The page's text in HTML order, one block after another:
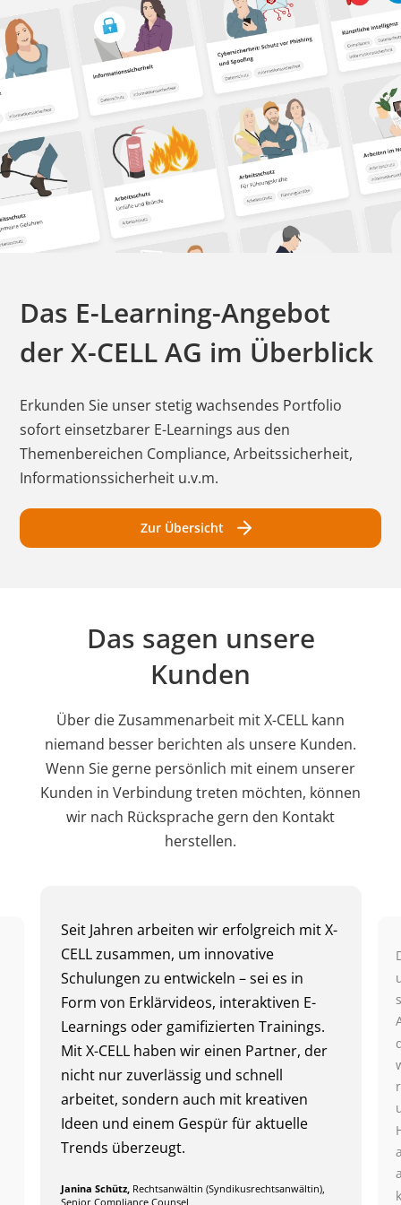
Das E-Learning-Angebot
derX-CELL AG im Überblick
Erkunden Sie unser stetig wachsendes Portfolio
sofort einsetzbarer E-Learnings aus den
Themenbereichen Compliance, Arbeitssicherheit,
Informationssicherheit u.v.m.
Zur Übersicht
Das sagen unsere
Kunden
Über die Zusammenarbeit mit X-CELL kann
niemand besser berichten als unsere Kunden.
Wenn Sie gerne persönlich mit einem unserer
Kunden in Verbindung treten möchten, können
wir nach Rücksprache gern den Kontakt
herstellen.
Seit Jahren arbeiten wir erfolgreich mit X-
CELL zusammen, um innovative
Schulungen zu entwickeln – sei es in
Form von Erklärvideos, interaktiven E-
Learnings oder gamifizierten Trainings.
Mit X-CELL haben wir einen Partner, der
nicht nur zuverlässig und schnell
arbeitet, sondern auch mit kreativen
Ideen und einem Gespür für aktuelle
Trends überzeugt.
Janina Schütz, Rechtsanwältin (Syndikusrechtsanwältin),
Senior Compliance Counsel